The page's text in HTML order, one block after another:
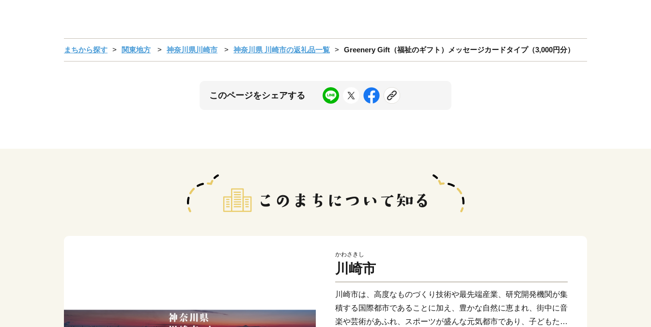
まちから探す 関東地方 神奈川県川崎市 神奈川県 川崎市の返礼品一覧 Greenery Gift（福祉のギフト）メッセージカードタイプ（3,000円分）
このページをシェアする
かわさきし
川崎市
川崎市は、高度なものづくり技術や最先端産業、研究開発機関が集
積する国際都市であることに加え、豊かな自然に恵まれ、街中に音
楽や芸術があふれ、スポーツが盛んな元気都市であり、子どもたち